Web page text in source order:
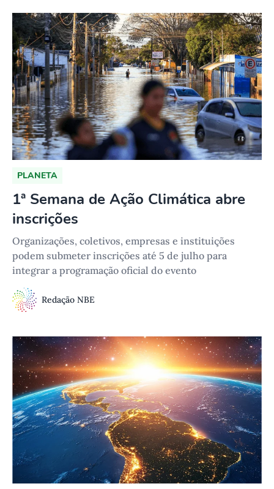
PLANETA
1ª Semana de Ação Climática abre
inscrições
Organizações, coletivos, empresas e instituições
podem submeter inscrições até 5 de julho para
integrar a programação oficial do evento
Redação NBE